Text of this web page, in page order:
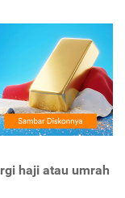
haji atau umrah